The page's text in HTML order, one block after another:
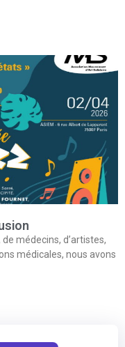
de médecins, d’artistes,
médicales, nous avons